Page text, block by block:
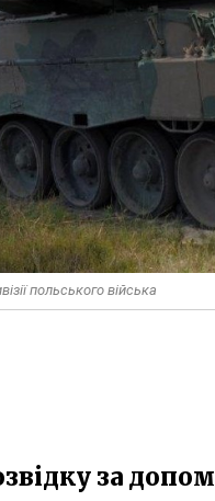
польського війська
за